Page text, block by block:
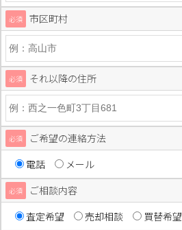
必須 市区町村
必須 それ以降の住所
必須
ご希望の連絡方法
電話
メール
必須
ご相談内容
査定希望
売却相談 買替希望